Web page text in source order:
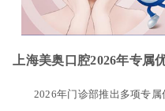
上海美奥口腔2026年专属
2026年门诊部推出多项专属